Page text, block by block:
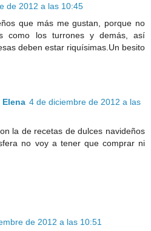
de 2012 a las 10:45
que más me gustan, porque no
como los turrones y demás, así
deben estar riquísimas.Un besito
Elena 4 de diciembre de 2012 a las
la de recetas de dulces navideños
no voy a tener que comprar ni
de 2012 a las 10:51